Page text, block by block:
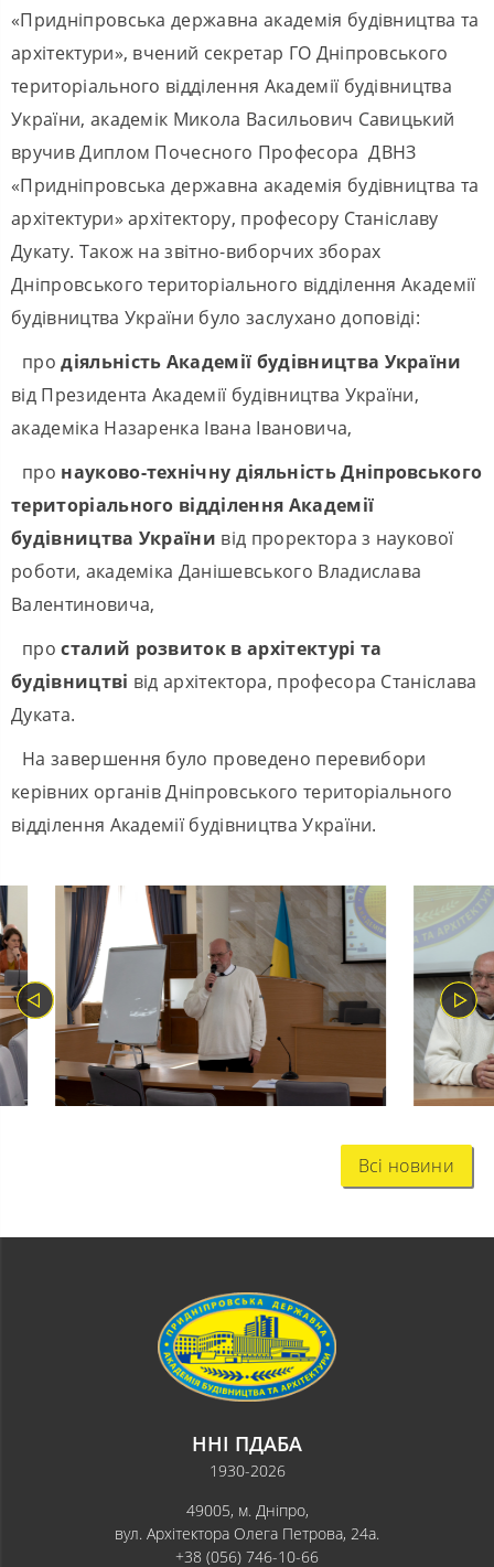
«Придніпровська державна академія будівництва та
архітектури», вчений секретар ГО Дніпровського
територіального відділення Академії будівництва
України, академік Микола Васильович Савицький
вручив Диплом Почесного Професора ДВНЗ
«Придніпровська державна академія будівництва та
архітектури» архітектору, професору Станіславу
Дукату. Також на звітно-виборчих зборах
Дніпровського територіального відділення Академії
будівництва України було заслухано доповіді:
продіяльність Академії будівництва України
від Президента Академії будівництва України,
академіка Назаренка Івана Івановича,
про науково-технічну діяльність Дніпровського
територіального відділення Академії
будівництва України від проректора з наукової
роботи, академіка Данішевського Владислава
Валентиновича,
просталий розвиток в архітектурі та
будівництві від архітектора, професора Станіслава
Дуката.
На завершення було проведено перевибори
керівних органів Дніпровського територіального
відділення Академії будівництва України.
Всі новини
ННІ ПДАБА
1930-2026
49005, м. Дніпро,
вул. Архітектора Олега Петрова, 24а.
+38 (056) 746-10-66